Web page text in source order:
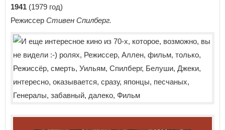
1941 (1979 год)
Режиссер Стивен Спилберг.